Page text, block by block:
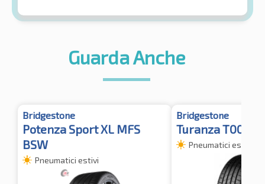
Guarda Anche
Bridgestone
Potenza Sport XL MFS
BSW
Pneumatici estivi
Bridgestone
Turanza T005
Pneumatici estivi